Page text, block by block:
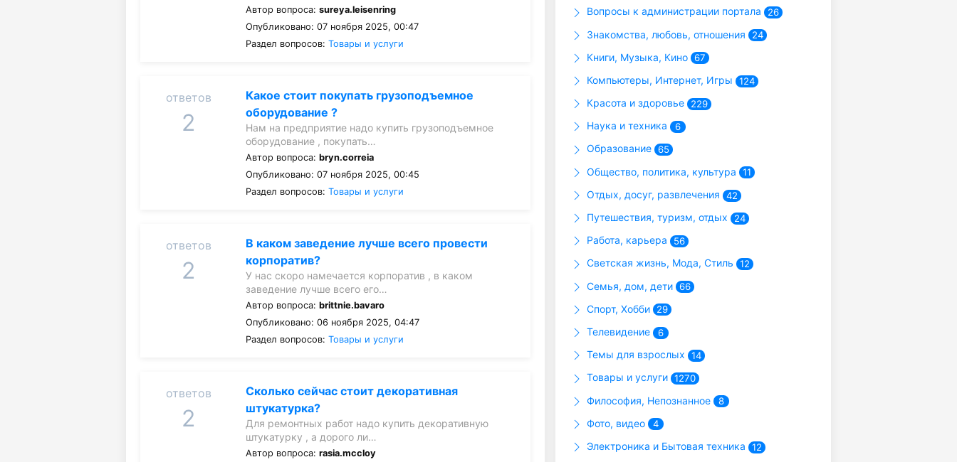
Автор вопроса:sureya.leisenring
Опубликовано: 07 ноября 2025, 00:47
Раздел вопросов:Товары и услуги
ответов
2
Какое стоит покупать грузоподъемное
оборудование ?
Нам на предприятие надо купить грузоподъемное
оборудование , покупать…
Автор вопроса:bryn.correia
Опубликовано: 07 ноября 2025, 00:45
Раздел вопросов:Товары и услуги
ответов
2
В каком заведение лучше всего провести
корпоратив?
У нас скоро намечается корпоратив , в каком
заведение лучше всего его…
Автор вопроса:brittnie.bavaro
Опубликовано: 06 ноября 2025, 04:47
Раздел вопросов:Товары и услуги
ответов
2
Сколько сейчас стоит декоративная
штукатурка?
Для ремонтных работ надо купить декоративную
штукатурку , а дорого ли…
Автор вопроса:rasia.mccloy
Вопросы к администрации портала 26
Знакомства, любовь, отношения 24
Книги, Музыка, Кино 67
Компьютеры, Интернет, Игры 124
Красота и здоровье 229
Наука и техника 6
Образование 65
Общество, политика, культура 11
Отдых, досуг, развлечения 42
Путешествия, туризм, отдых 24
Работа, карьера 56
Светская жизнь, Мода, Стиль 12
Семья, дом, дети 66
Спорт, Хобби 29
Телевидение 6
Темы для взрослых 14
Товары и услуги 1270
Философия, Непознанное 8
Фото, видео 4
Электроника и Бытовая техника 12